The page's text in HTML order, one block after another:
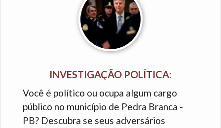
INVESTIGAÇÃO POLÍTICA:
Você é político ou ocupa algum cargo
público no município de Pedra Branca -
PB? Descubra se seus adversários